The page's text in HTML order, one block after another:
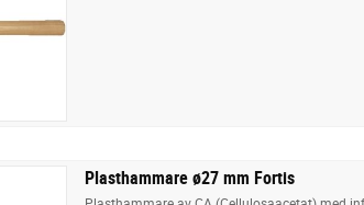
Plasthammare ø27 mm Fortis